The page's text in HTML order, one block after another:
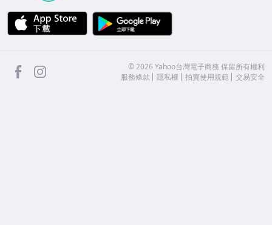
APP Store
facebook ©2026 Yahoo台灣電子商務 保留所有權利
服務條款
隱私權 拍賣使用規範 交易安全